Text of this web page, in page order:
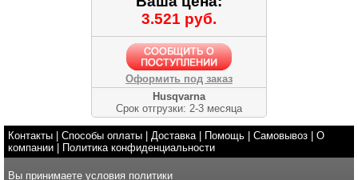
3.521 руб.
Оформить под заказ
Husqvarna
Срок отгрузки: 2-3 месяца
Контакты Способы оплаты Доставка| Помощь Самовывоз
О
компании
Политика конфиденциальности
Вы принимаете условия политики